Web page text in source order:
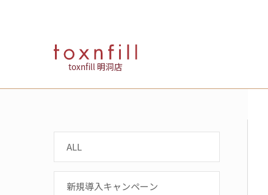
toxnfill 明洞店
ALL
新規導入キャンペーン